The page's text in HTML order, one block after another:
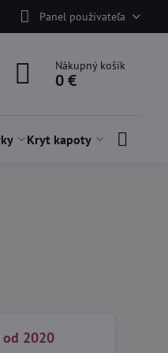
Panel používateľa
Nákupný košík
0 €
Kryt kapoty
od 2020